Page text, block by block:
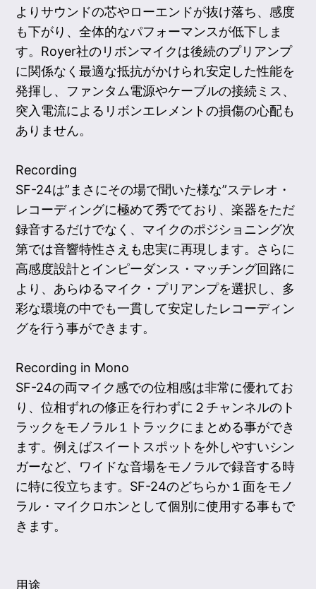
よりサウンドの芯やローエンドが抜け落ち、感度
も下がり、全体的なパフォーマンスが低下しま
す。Royer社のリボンマイクは後続のプリアンプ
に関係なく最適な抵抗がかけられ安定した性能を
発揮し、ファンタム電源やケーブルの接続ミス、
突入電流によるリボンエレメントの損傷の心配も
ありません。
Recording
SF-24は”まさにその場で聞いた様な”ステレオ・
レコーディングに極めて秀でており、楽器をただ
録音するだけでなく、マイクのポジショニング次
第では音響特性さえも忠実に再現します。さらに
高感度設計とインピーダンス・マッチング回路に
より、あらゆるマイク・プリアンプを選択し、多
彩な環境の中でも一貫して安定したレコーディン
グを行う事ができます。
Recording in Mono
SF-24の両マイク感での位相感は非常に優れてお
り、位相ずれの修正を行わずに２チャンネルのト
ラックをモノラル１トラックにまとめる事ができ
ます。例えばスイートスポットを外しやすいシン
ガーなど、ワイドな音場をモノラルで録音する時
に特に役立ちます。SF-24のどちらか１面をモノ
ラル・マイクロホンとして個別に使用する事もで
きます。
用途